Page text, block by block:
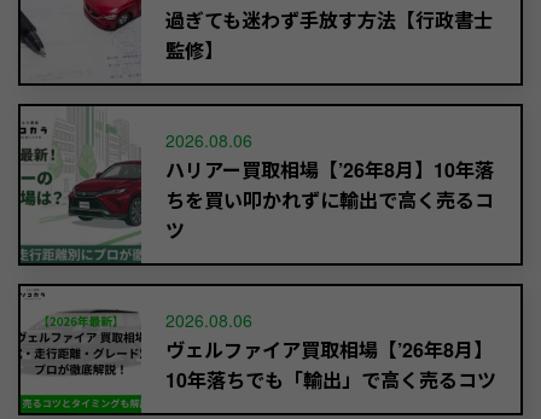
過ぎても迷わず手放す方法【行政書士
監修】
2026.08.06
ハリアー買取相場【’26年8月】10年落
ちを買い叩かれずに輸出で高く売るコ
ツ
2026.08.06
ヴェルファイア買取相場【’26年8月】
10年落ちでも「輸出」で高く売るコツ